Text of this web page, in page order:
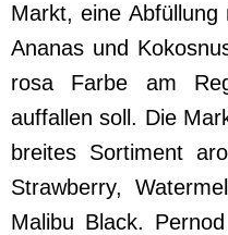
Markt, eine
Ananas und
rosa Farbe am
auffallen soll. Die
breites Sortiment
Strawberry,
Malibu Black.